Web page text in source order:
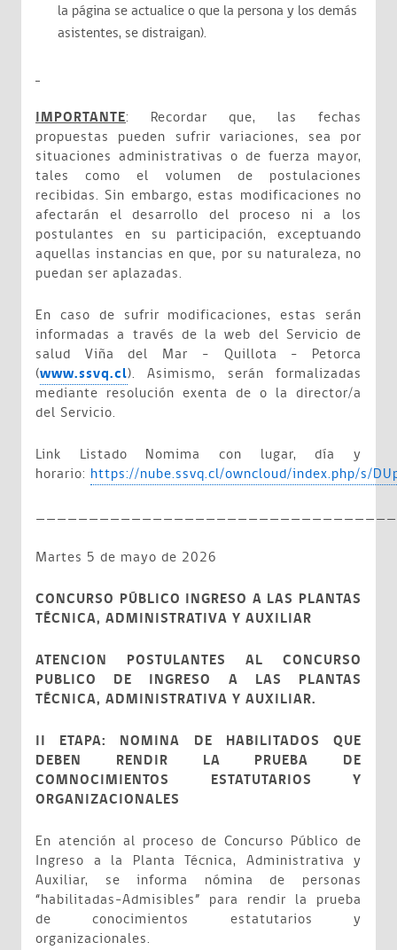
la página se actualice o que la persona y los demás
asistentes, se distraigan).
IMPORTANTE: Recordar que, las fechas
propuestas pueden sufrir variaciones, sea por
situaciones administrativas o de fuerza mayor,
tales como el volumen de postulaciones
recibidas. Sin embargo, estas modificaciones no
afectarán el desarrollo del proceso ni a los
postulantes en su participación, exceptuando
aquellas instancias en que, por su naturaleza, no
puedan ser aplazadas.
En caso de sufrir modificaciones, estas serán
informadas a través de la web del Servicio de
salud Viña del Mar – Quillota - Petorca
(www.ssvq.cl). Asimismo, serán formalizadas
mediante resolución exenta de o la director/a
del Servicio.
Link Listado Nomima con lugar, día y
horario: https://nube.ssvq.cl/owncloud/index.php/s/
Martes 5 de mayo de 2026
CONCURSO PÚBLICO INGRESO A LAS PLANTAS
TÉCNICA, ADMINISTRATIVA Y AUXILIAR
ATENCION POSTULANTES AL CONCURSO
PUBLICO DE INGRESO A LAS PLANTAS
TÉCNICA, ADMINISTRATIVA Y AUXILIAR.
II ETAPA: NOMINA DE HABILITADOS QUE
DEBEN RENDIR LA PRUEBA DE
COMNOCIMIENTOS ESTATUTARIOS Y
ORGANIZACIONALES
En atención al proceso de Concurso Público de
Ingreso a la Planta Técnica, Administrativa y
Auxiliar, se informa nómina de personas
“habilitadas-Admisibles” para rendir la prueba
de conocimientos estatutarios y
organizacionales.